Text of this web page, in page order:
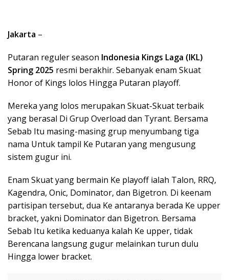
Jakarta –
Putaran reguler season Indonesia Kings Laga (IKL)
Spring 2025 resmi berakhir. Sebanyak enam Skuat
Honor of Kings lolos Hingga Putaran playoff.
Mereka yang lolos merupakan Skuat-Skuat terbaik
yang berasal Di Grup Overload dan Tyrant. Bersama
Sebab Itu masing-masing grup menyumbang tiga
nama Untuk tampil Ke Putaran yang mengusung
sistem gugur ini.
Enam Skuat yang bermain Ke playoff ialah Talon, RRQ,
Kagendra, Onic, Dominator, dan Bigetron. Di keenam
partisipan tersebut, dua Ke antaranya berada Ke upper
bracket, yakni Dominator dan Bigetron. Bersama
Sebab Itu ketika keduanya kalah Ke upper, tidak
Berencana langsung gugur melainkan turun dulu
Hingga lower bracket.